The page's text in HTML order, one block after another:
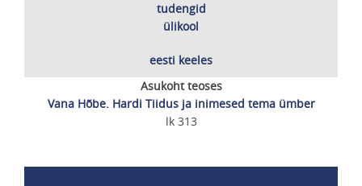
tudengid
ülikool
eesti keeles
Asukoht teoses
Vana Hõbe. Hardi Tiidus ja inimesed tema ümber
lk 313